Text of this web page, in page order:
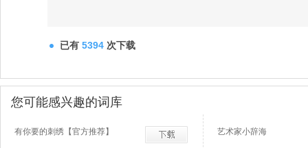
已有 5394 次下载
您可能感兴趣的词库
有你要的刺绣【官方推荐】 艺术家小辞海